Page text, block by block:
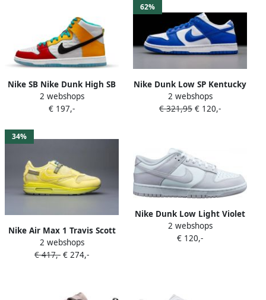
Nike SB Nike Dunk High SB
x froSkate 'All Love No Hate'
2 webshops
€ 197,-
62%
Nike Dunk Low SP Kentucky
(2020 2022) CU1726-100
Kleur als op foto Schoenen
2 webshops
€ 321,95 € 120,-
34%
Nike Air Max 1 Travis Scott
Cactus Jack Saturn Gold
DO9392-700 Kleur als op
2 webshops
€ 417,- € 274,-
Nike Dunk Low Light Violet
(W) DD1503-116 Kleur als op
foto Schoenen
2 webshops
€ 120,-